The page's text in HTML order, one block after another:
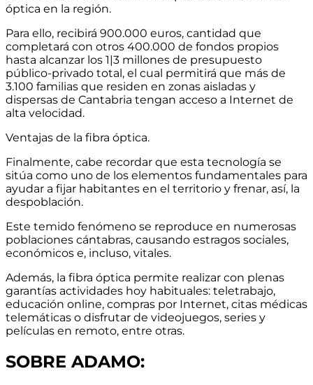
óptica en la región.
Para ello, recibirá 900.000 euros, cantidad que
completará con otros 400.000 de fondos propios
hasta alcanzar los 1|3 millones de presupuesto
público-privado total, el cual permitirá que más de
3.100 familias que residen en zonas aisladas y
dispersas de Cantabria tengan acceso a Internet de
alta velocidad.
Ventajas de la fibra óptica.
Finalmente, cabe recordar que esta tecnología se
sitúa como uno de los elementos fundamentales para
ayudar a fijar habitantes en el territorio y frenar, así, la
despoblación.
Este temido fenómeno se reproduce en numerosas
poblaciones cántabras, causando estragos sociales,
económicos e, incluso, vitales.
Además, la fibra óptica permite realizar con plenas
garantías actividades hoy habituales: teletrabajo,
educación online, compras por Internet, citas médicas
telemáticas o disfrutar de videojuegos, series y
películas en remoto, entre otras.
SOBRE ADAMO: